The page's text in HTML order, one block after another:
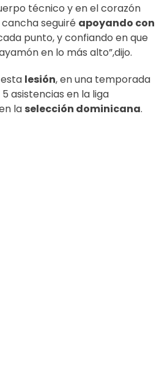
técnico y en el corazón
seguiré apoyando con
punto, y confiando en que
en lo más alto”,dijo.
lesión, en una temporada
5 asistencias en la liga
la selección dominicana.